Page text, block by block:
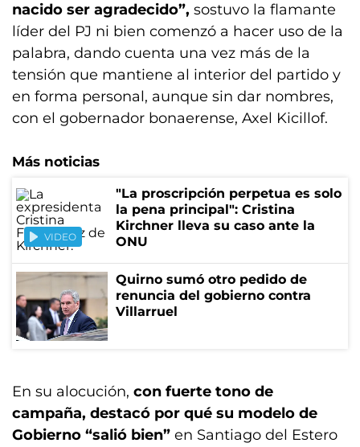
nacido ser agradecido”, sostuvo la flamante
líder del PJ ni bien comenzó a hacer uso de la
palabra, dando cuenta una vez más de la
tensión que mantiene al interior del partido y
en forma personal, aunque sin dar nombres,
con el gobernador bonaerense, Axel Kicillof.
Más noticias
VIDEO
"La proscripción perpetua es solo
la pena principal": Cristina
Kirchner lleva su caso ante la
ONU
Quirno sumó otro pedido de
renuncia del gobierno contra
Villarruel
En su alocución, con fuerte tono de
campaña, destacó por qué su modelo de
Gobierno “salió bien” en Santiago del Estero